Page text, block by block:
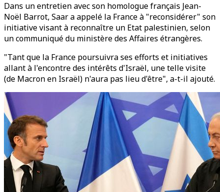
Dans un entretien avec son homologue français Jean-
Noël Barrot, Saar a appelé la France à "reconsidérer" son
initiative visant à reconnaître un Etat palestinien, selon
un communiqué du ministère des Affaires étrangères.
"Tant que la France poursuivra ses efforts et initiatives
allant à l'encontre des intérêts d'Israël, une telle visite
(de Macron en Israël) n'aura pas lieu d'être", a-t-il ajouté.